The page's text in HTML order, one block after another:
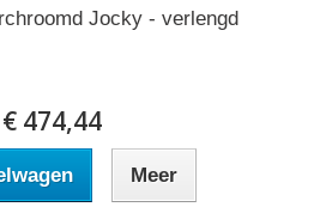
Jocky - verlengd
€ 474,44
Meer